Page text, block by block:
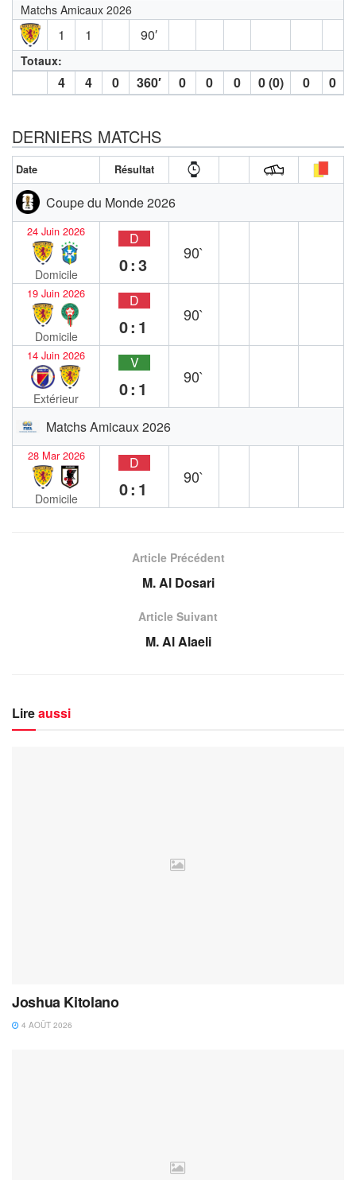
Matchs Amicaux 2026
1 1 90′
Totaux:
4 4 0 360′ 0 0 0 0 (0) 0 0
DERNIERS MATCHS
Date Résultat
Coupe du Monde 2026
24 Juin 2026
Domicile
D
0:3
90`
19 Juin 2026
Domicile
D
0:1
90`
14 Juin 2026
Extérieur
V
0:1
90`
Matchs Amicaux 2026
28 Mar 2026
Domicile
D
0:1
90`
Article Précédent
M. Al Dosari
Article Suivant
M. Al Alaeli
Lireaussi
Joshua Kitolano
4 AOÛT 2026